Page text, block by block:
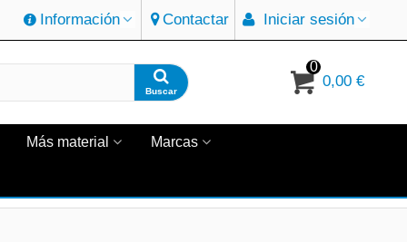
Información Contactar Iniciar sesión
Buscar
0
0,00 €
Más material Marcas